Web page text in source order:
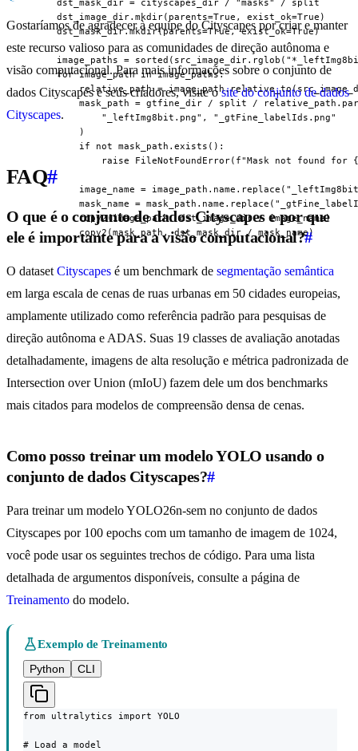
      dst_mask_dir = cityscapes_dir / "masks" / split
      dst_image_dir.mkdir(parents=True, exist_ok=True)
      dst_mask_dir.mkdir(parents=True, exist_ok=True)
image_paths =
      for image_path in image_paths:
relative_path =
mask_path = gtfine_dir / split /
              "_leftImg8bit.png", "_gtFine_labelIds.png"
          )
          if not mask_path.exists():
raise FileNotFoundError(f"Mask not found for
image_name =
mask_name =
          copy2(image_path, dst_image_dir / image_name)
          copy2(mask_path, dst_mask_dir / mask_name)
Gostaríamos de agradecer à equipe do Cityscapes por criar e manter
este recurso valioso para as comunidades de direção autônoma e
visão computacional. Para mais informações sobre o conjunto de
dados Cityscapes e seus criadores, visite osite do conjunto de dados
Cityscapes.
FAQ#
O que é o conjunto de dados Cityscapes e por que
ele é importante para a visão computacional?#
O dataset Cityscapes é um benchmark de segmentação semântica
em larga escala de cenas de ruas urbanas em 50 cidades europeias,
amplamente utilizado como referência padrão para pesquisas de
direção autônoma e ADAS. Suas 19 classes de avaliação anotadas
detalhadamente, imagens de alta resolução e métrica padronizada de
Intersection over Union (mIoU) fazem dele um dos benchmarks
mais citados para modelos de compreensão densa de cenas.
Como posso treinar um modelo YOLO usando o
conjunto de dados Cityscapes?#
Para treinar um modelo YOLO26n-sem no conjunto de dados
Cityscapes por 100 epochs com um tamanho de imagem de 1024,
você pode usar os seguintes trechos de código. Para uma lista
detalhada de argumentos disponíveis, consulte a página de
Treinamento do modelo.
Exemplo de Treinamento
Python
CLI
from ultralytics import YOLO
# Load a model